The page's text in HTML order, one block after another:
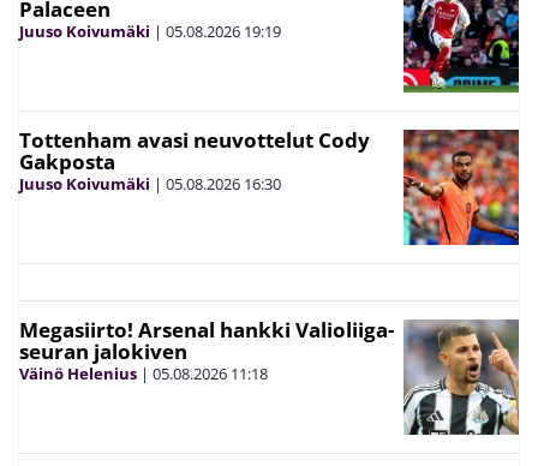
Palaceen
Juuso Koivumäki | 05.08.2026 19:19
Tottenham avasi neuvottelut Cody
Gakposta
Juuso Koivumäki | 05.08.2026 16:30
Megasiirto! Arsenal hankki Valioliiga-
seuran jalokiven
Väinö Helenius | 05.08.2026 11:18